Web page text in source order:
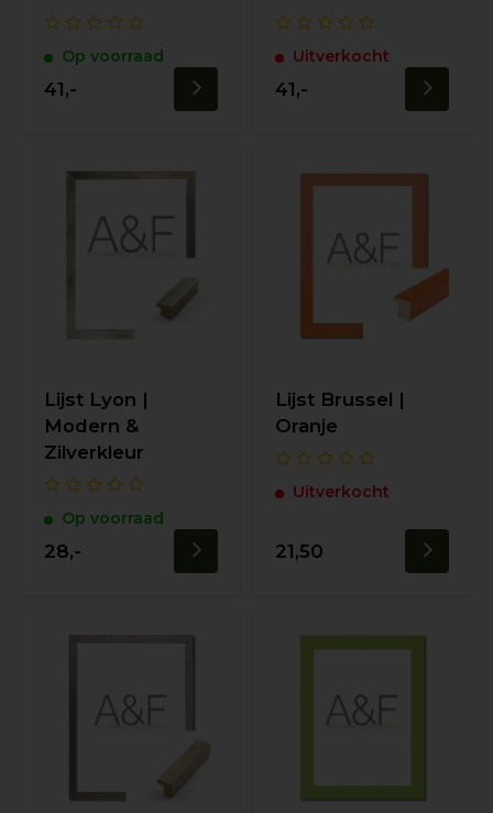
Op voorraad
41,-
Uitverkocht
41,-
Lijst Lyon |
Modern &
Zilverkleur
Op voorraad
28,-
Lijst Brussel |
Oranje
Uitverkocht
21,50